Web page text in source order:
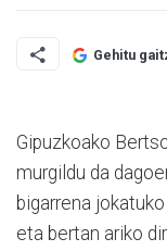
Gehitu
Gipuzkoako
murgildu da
bigarrena
eta bertan ariko